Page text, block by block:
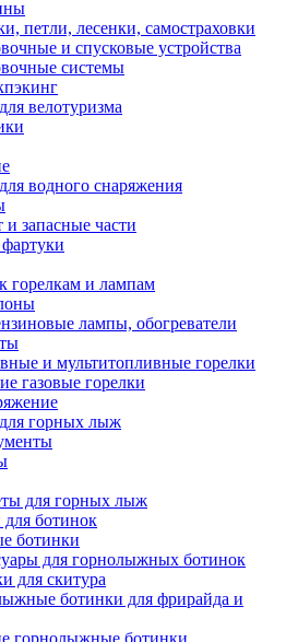
петли, лесенки, самостраховки
и спусковые устройства
системы
велотуризма
водного снаряжения
и запасные части
горелкам и лампам
лампы, обогреватели
и мультитопливные горелки
газовые горелки
горных лыж
для горных лыж
ботинок
ботинки
для горнолыжных ботинок
для скитура
ботинки для фрирайда и
горнолыжные ботинки